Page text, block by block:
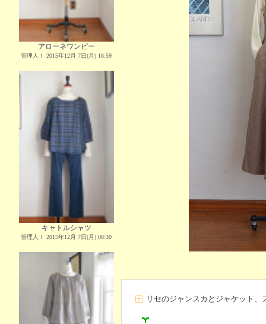
アローネワンピー
管理人Ｉ 2015年12月 7日(月) 18:59
キャトルシャツ
管理人Ｉ 2015年12月 7日(月) 08:30
リセのジャンスカとジャケット、